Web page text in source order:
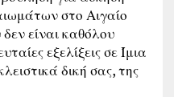
στο Αιγαίο
είναι καθόλου
εξελίξεις σε Ίμια
δική σας, της